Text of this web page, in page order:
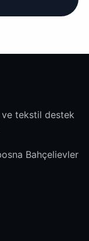
ve tekstil destek
Bahçelievler